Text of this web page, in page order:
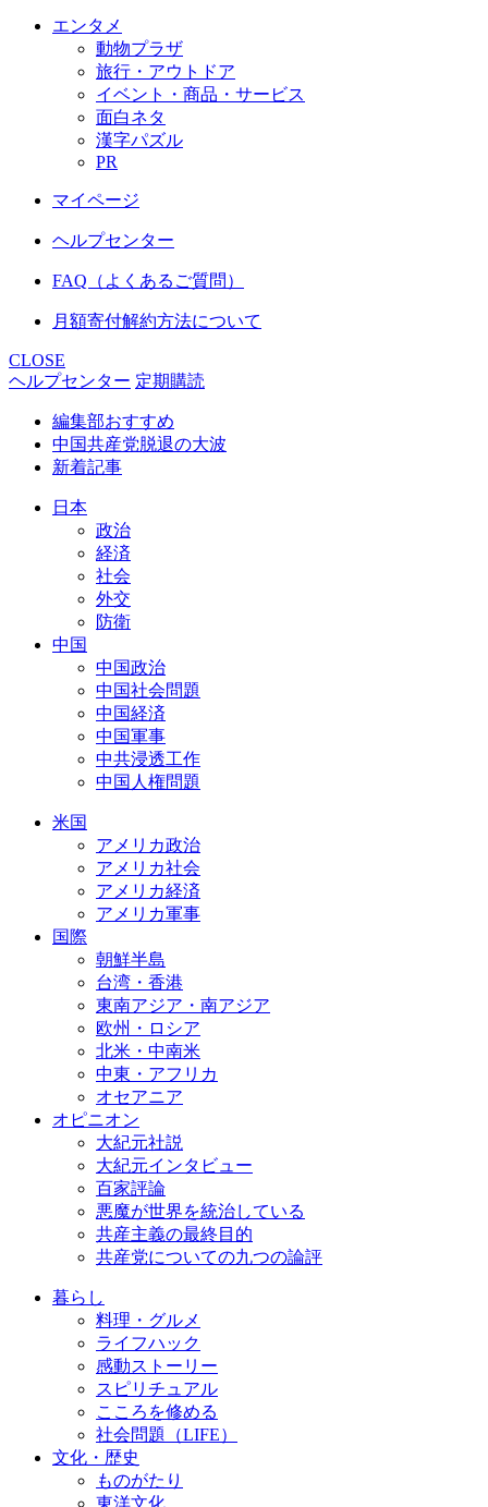
エンタメ
動物プラザ
旅行・アウトドア
イベント・商品・サービス
面白ネタ
漢字パズル
PR
マイページ
ヘルプセンター
FAQ（よくあるご質問）
月額寄付解約方法について
CLOSE
ヘルプセンター 定期購読
編集部おすすめ
中国共産党脱退の大波
新着記事
日本
政治
経済
社会
外交
防衛
中国
中国政治
中国社会問題
中国経済
中国軍事
中共浸透工作
中国人権問題
米国
アメリカ政治
アメリカ社会
アメリカ経済
アメリカ軍事
国際
朝鮮半島
台湾・香港
東南アジア・南アジア
欧州・ロシア
北米・中南米
中東・アフリカ
オセアニア
オピニオン
大紀元社説
大紀元インタビュー
百家評論
悪魔が世界を統治している
共産主義の最終目的
共産党についての九つの論評
暮らし
料理・グルメ
ライフハック
感動ストーリー
スピリチュアル
こころを修める
社会問題（LIFE）
文化・歴史
ものがたり